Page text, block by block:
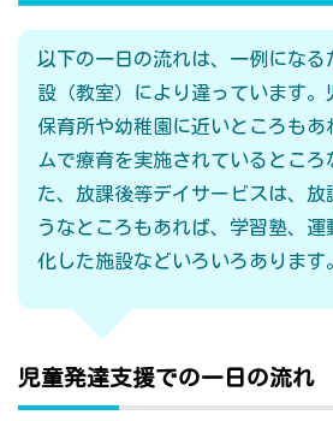
以下の一日の流れは、一例になる
設（教室）により違っています。
保育所や幼稚園に近いところもあ
ムで療育を実施されているところ
た、放課後等デイサービスは、放
うなところもあれば、学習塾、運
化した施設などいろいろあります
児童発達支援での一日の流れ